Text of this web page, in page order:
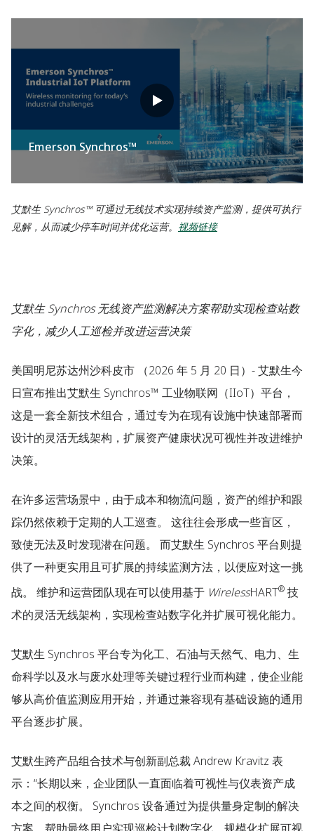
Emerson Synchros™
艾默生 Synchros™ 可通过无线技术实现持续资产监测，提供可执行
见解，从而减少停车时间并优化运营。 视频链接
艾默生 Synchros 无线资产监测解决方案帮助实现检查站数
字化，减少人工巡检并改进运营决策
美国明尼苏达州沙科皮市 （2026 年 5 月 20 日）- 艾默生今
日宣布推出艾默生 Synchros™ 工业物联网（IIoT）平台，
这是一套全新技术组合，通过专为在现有设施中快速部署而
设计的灵活无线架构，扩展资产健康状况可视性并改进维护
决策。
在许多运营场景中，由于成本和物流问题，资产的维护和跟
踪仍然依赖于定期的人工巡查。 这往往会形成一些盲区，
致使无法及时发现潜在问题。 而艾默生 Synchros 平台则提
供了一种更实用且可扩展的持续监测方法，以便应对这一挑
战。 维护和运营团队现在可以使用基于 WirelessHART® 技
术的灵活无线架构，实现检查站数字化并扩展可视化能力。
艾默生 Synchros 平台专为化工、石油与天然气、电力、生
命科学以及水与废水处理等关键过程行业而构建，使企业能
够从高价值监测应用开始，并通过兼容现有基础设施的通用
平台逐步扩展。
艾默生跨产品组合技术与创新副总裁 Andrew Kravitz 表
示：“长期以来，企业团队一直面临着可视性与仪表资产成
本之间的权衡。 Synchros 设备通过为提供量身定制的解决